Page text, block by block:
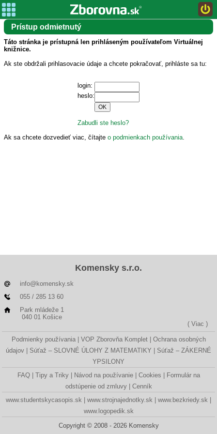
Prístup odmietnutý
Táto stránka je prístupná len prihláseným používateľom Virtuálnej
knižnice.
Ak ste obdržali prihlasovacie údaje a chcete pokračovať, prihláste sa tu:
login:
heslo:
Zabudli ste heslo?
Ak sa chcete dozvedieť viac, čítajte o podmienkach používania.
Komensky s.r.o.
info@komensky.sk
055 / 285 13 60
Park mládeže 1
040 01 Košice
( Viac )
Podmienky používania VOP Zborovňa Komplet
Ochrana osobných
údajov
Súťaž – SLOVNÉ ÚLOHY Z MATEMATIKY
Súťaž – ZÁKERNÉ
YPSILONY
FAQ
Tipy a Triky Návod na používanie Cookies
Formulár na
odstúpenie od zmluvy
Cenník
www.studentskycasopis.sk
www.strojnajednotky.sk
www.bezkriedy.sk
www.logopedik.sk
Copyright © 2008 - 2026 Komensky